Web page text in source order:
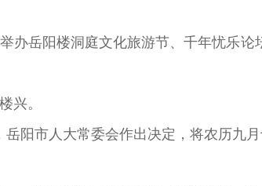
岳阳楼洞庭文化旅游节、千年忧乐论
。
市人大常委会作出决定，将农历九月